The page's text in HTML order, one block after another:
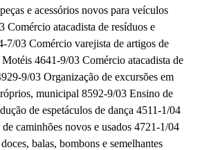
e acessórios novos para veículos
Comércio atacadista de resíduos e
7/03 Comércio varejista de artigos de
4641-9/03 Comércio atacadista de
9/03 Organização de excursões em
municipal 8592-9/03 Ensino de
de espetáculos de dança 4511-1/04
caminhões novos e usados 4721-1/04
balas, bombons e semelhantes